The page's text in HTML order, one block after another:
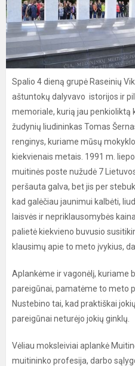
Spalio 4 dieną grupė Raseinių
aštuntokų dalyvavo istorijos ir
memoriale, kurią jau penkioliktą
žudynių liudininkas Tomas
renginys, kuriame mūsų
kiekvienais metais. 1991 m.
muitinės poste nužudė 7
peršauta galva, bet jis per
kad galėčiau jaunimui kalbėti,
laisvės ir nepriklausomybės
palietė kiekvieno buvusio
klausimų apie to meto įvykius,
Aplankėme ir vagonėlį, kuriame
pareigūnai, pamatėme to meto
Nustebino tai, kad praktiškai
pareigūnai neturėjo jokių ginklų.
Vėliau moksleiviai aplankė
muitininko profesija, darbo